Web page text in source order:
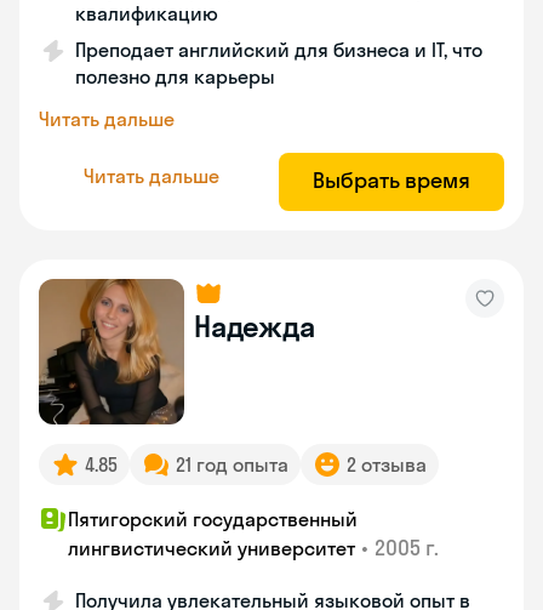
квалификацию
Преподает английский для бизнеса и IT, что
полезно для карьеры
Читать дальше
Читать дальше Выбрать время
Надежда
4.85 21 год опыта 2 отзыва
Пятигорский государственный
лингвистический университет • 2005 г.
Получила увлекательный языковой опыт в